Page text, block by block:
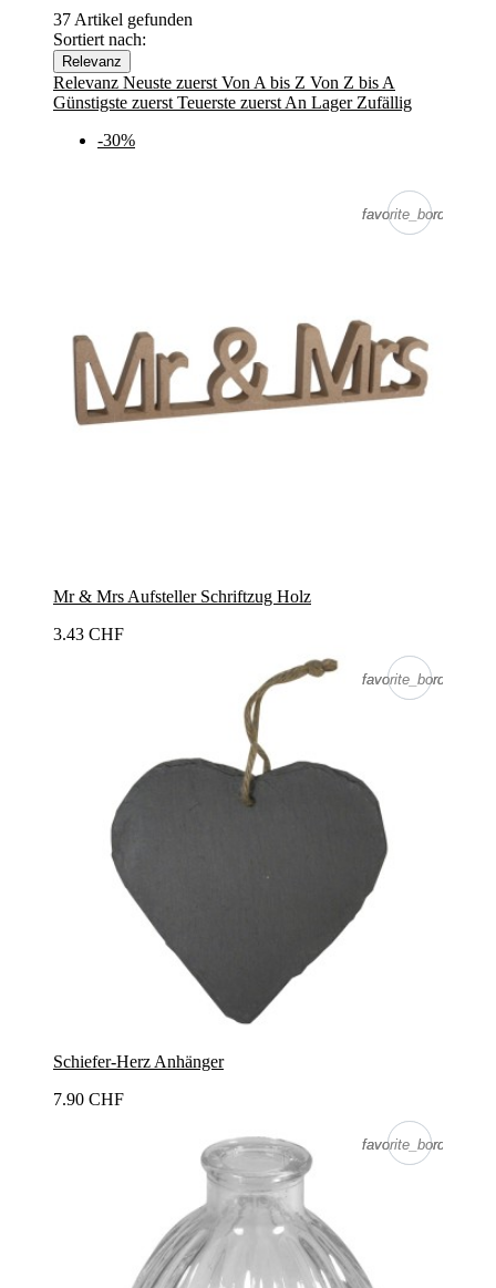
37 Artikel gefunden
Sortiert nach:
Relevanz
Relevanz Neuste zuerst Von A bis Z Von Z bis A
Günstigste zuerst Teuerste zuerst An Lager Zufällig
-30%
favorite_border
favorite_border
Mr & Mrs Aufsteller Schriftzug Holz
3.43 CHF
favorite_border
favorite_border
Schiefer-Herz Anhänger
7.90 CHF
favorite_border
favorite_border